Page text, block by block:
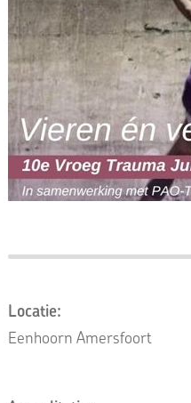
Locatie:
Eenhoorn Amersfoort